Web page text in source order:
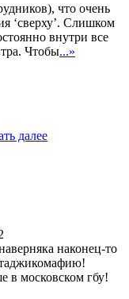
что очень
‘сверху’. Слишком
внутри все
Чтобы...»
далее
наконец-то
в московском гбу!